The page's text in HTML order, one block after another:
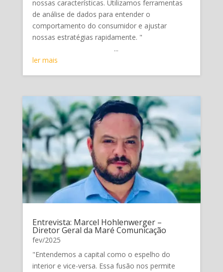
nossas características. Utilizamos ferramentas
de análise de dados para entender o
comportamento do consumidor e ajustar
nossas estratégias rapidamente. "
...
ler mais
Entrevista: Marcel Hohlenwerger –
Diretor Geral da Maré Comunicação
fev/2025
"Entendemos a capital como o espelho do
interior e vice-versa. Essa fusão nos permite